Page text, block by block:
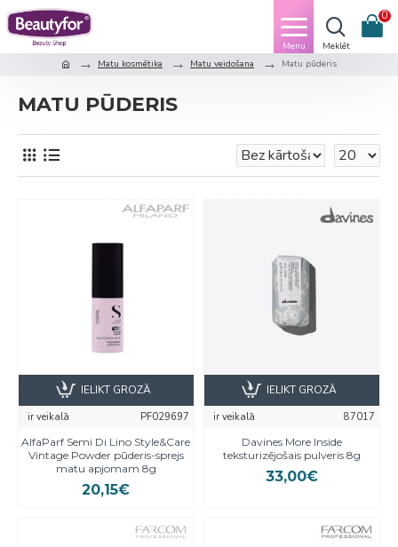
0
Matu kosmētika Matu veidošana Matu pūderis
MATU PŪDERIS
ir veikalā
PF029697
AlfaParf Semi Di Lino Style&Care
Vintage Powder pūderis-sprejs
matu apjomam 8g
20,15€
IELIKT GROZĀ
ir veikalā
87017
Davines More Inside
teksturizējošais pulveris 8g
33,00€
IELIKT GROZĀ